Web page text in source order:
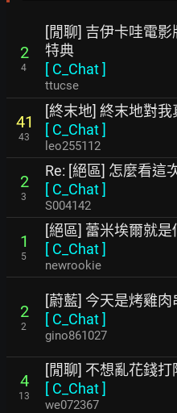
2
4
[閒聊] 吉伊卡哇電
特典
[ C_Chat]
ttucse
41
43
[終末地] 終末地對
[ C_Chat]
leo255112
2
3
Re: [絕區] 怎麼看這
[ C_Chat]
S004142
1
5
[絕區] 蕾米埃爾就是
[ C_Chat]
newrookie
2
2
[蔚藍] 今天是烤雞肉
[ C_Chat]
gino861027
4
13
[閒聊] 不想亂花錢打
[ C_Chat]
we072367